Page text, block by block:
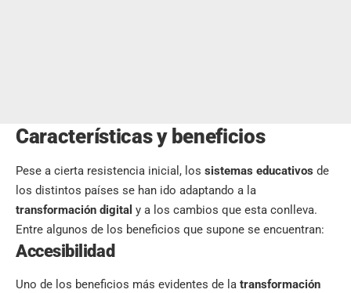
Características y beneficios
Pese a cierta resistencia inicial, los sistemas educativos de
los distintos países se han ido adaptando a la
transformación digital y a los cambios que esta conlleva.
Entre algunos de los beneficios que supone se encuentran:
Accesibilidad
Uno de los beneficios más evidentes de la transformación